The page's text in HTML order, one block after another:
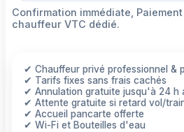
Confirmation immédiate,
chauffeur VTC dédié.
✔ Chauffeur privé professionnel &
✔ Tarifs fixes sans frais cachés
✔ Annulation gratuite jusqu'à 24 h
✔ Attente gratuite si retard vol/
✔ Accueil pancarte offerte
✔ Wi-Fi et Bouteilles d'eau